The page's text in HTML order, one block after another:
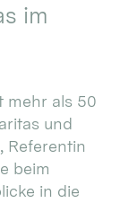
im
mehr als 50
und
Referentin
beim
in die